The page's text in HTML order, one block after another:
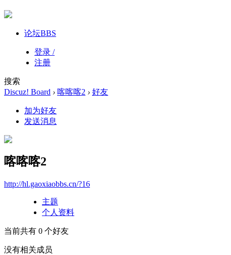
论坛BBS
登录 /
注册
搜索
Discuz! Board › 喀喀喀2 › 好友
加为好友
发送消息
喀喀喀2
http://hl.gaoxiaobbs.cn/?16
主题
个人资料
当前共有 0 个好友
没有相关成员